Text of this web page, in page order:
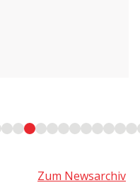
Zum Newsarchiv